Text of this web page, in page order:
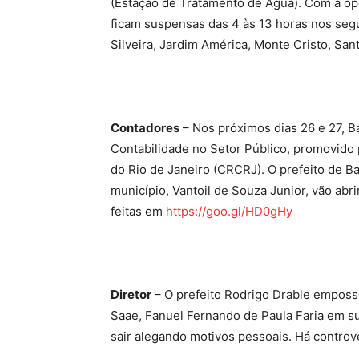
ficam suspensas das 4 às 13 horas nos
Silveira, Jardim América, Monte Cristo,
Contadores – Nos próximos dias 26 e 27,
Contabilidade no Setor Público,
do Rio de Janeiro (CRCRJ). O prefeito de
município, Vantoil de Souza Junior, vão
feitas em https://goo.gl/HD0gHy
Diretor – O prefeito Rodrigo Drable
Saae, Fanuel Fernando de Paula Faria em
sair alegando motivos pessoais. Há